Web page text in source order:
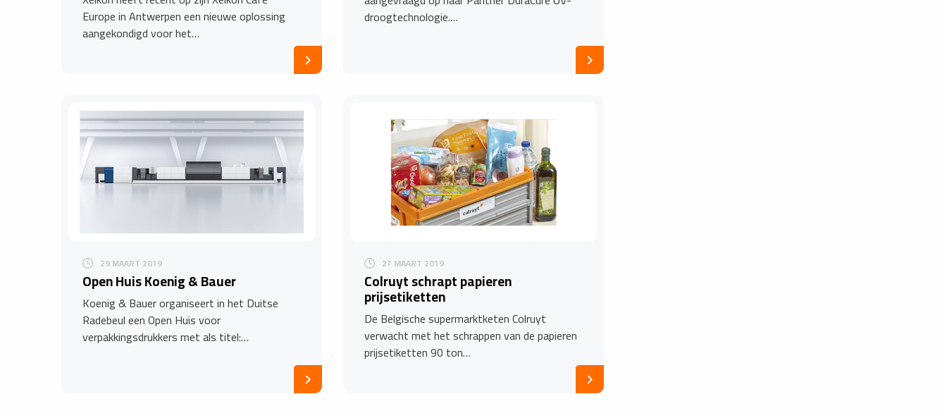
Europe in Antwerpen een nieuwe oplossing
aangekondigd voor het…
droogtechnologie.…
29 MAART 2019
Open Huis Koenig & Bauer
Koenig & Bauer organiseert in het Duitse
Radebeul een Open Huis voor
verpakkingsdrukkers met als titel:…
27 MAART 2019
Colruyt schrapt papieren
prijsetiketten
De Belgische supermarktketen Colruyt
verwacht met het schrappen van de papieren
prijsetiketten 90 ton…